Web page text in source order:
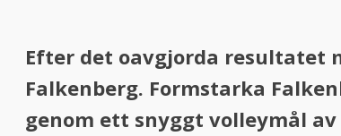
Efter det oavgjorda resultatet
Falkenberg. Formstarka
genom ett snyggt volleymål av